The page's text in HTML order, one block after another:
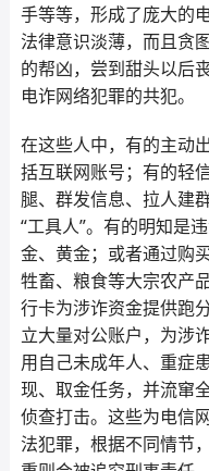
手等等，形成了庞大的
法律意识淡薄，而且贪
的帮凶，尝到甜头以后
电诈网络犯罪的共犯。
在这些人中，有的主动
括互联网账号；有的轻
腿、群发信息、拉人建
“工具人”。有的明知是
金、黄金；或者通过购
牲畜、粮食等大宗农产
行卡为涉诈资金提供跑
立大量对公账户，为涉
用自己未成年人、重症
现、取金任务，并流窜
侦查打击。这些为电信
法犯罪，根据不同情节